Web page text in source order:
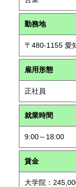
勤務地
〒480-1155 愛
雇用形態
正社員
就業時間
9:00～18:00
賃金
大学院：